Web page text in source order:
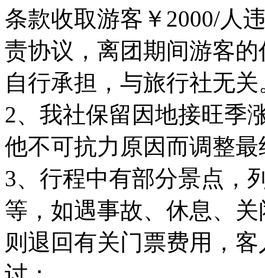
条款收取游客￥2000/人
责协议，离团期间游客
自行承担，与旅行社无关
2、我社保留因地接旺季
他不可抗力原因而调整
3、行程中有部分景点，
等，如遇事故、休息、
则退回有关门票费用，